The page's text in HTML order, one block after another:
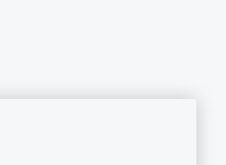
zastrzeżone. Nazwa
w skład sieci PwC, z